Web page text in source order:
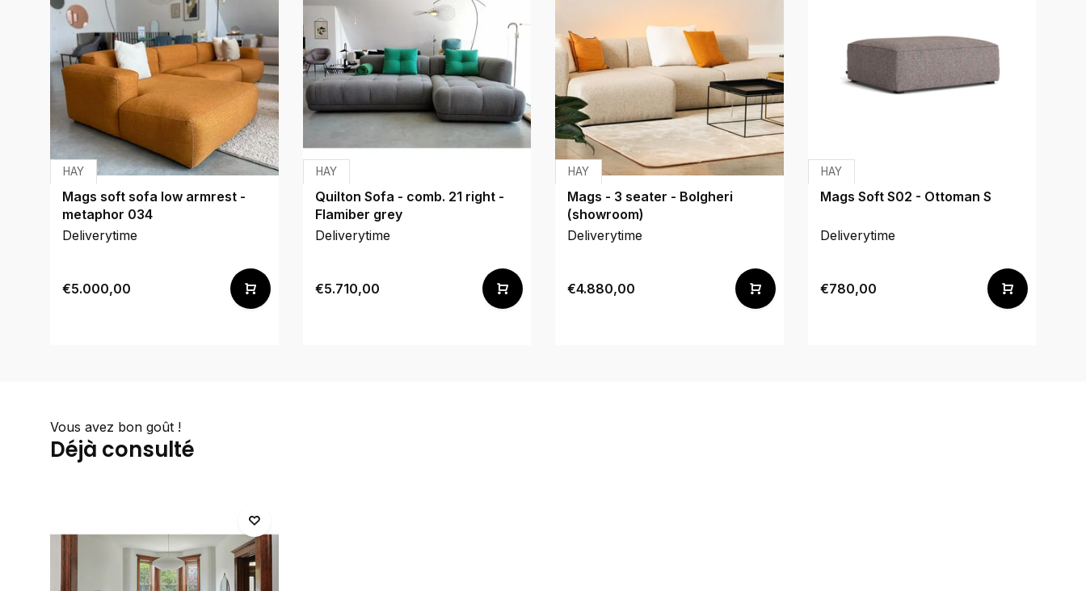
HAY
Mags soft sofa low armrest -
metaphor 034
Deliverytime
€5.000,00
HAY
Quilton Sofa - comb. 21 right -
Flamiber grey
Deliverytime
€5.710,00
HAY
Mags - 3 seater - Bolgheri
(showroom)
Deliverytime
€4.880,00
HAY
Mags Soft S02 - Ottoman S
Deliverytime
€780,00
Vous avez bon goût !
Déjà consulté